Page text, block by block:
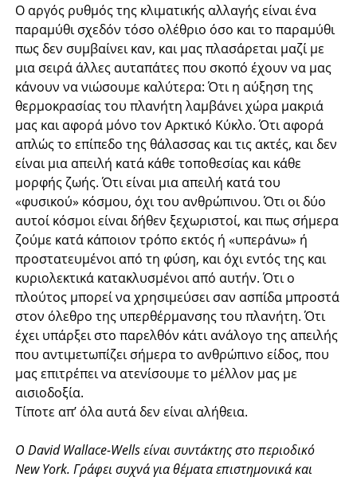
Ο αργός ρυθμός της κλιματικής αλλαγής είναι ένα
παραμύθι σχεδόν τόσο ολέθριο όσο και το παραμύθι
πως δεν συμβαίνει καν, και μας πλασάρεται μαζί με
μια σειρά άλλες αυταπάτες που σκοπό έχουν να μας
κάνουν να νιώσουμε καλύτερα: Ότι η αύξηση της
θερμοκρασίας του πλανήτη λαμβάνει χώρα μακριά
μας και αφορά μόνο τον Αρκτικό Κύκλο. Ότι αφορά
απλώς το επίπεδο της θάλασσας και τις ακτές, και δεν
είναι μια απειλή κατά κάθε τοποθεσίας και κάθε
μορφής ζωής. Ότι είναι μια απειλή κατά του
«φυσικού» κόσμου, όχι του ανθρώπινου. Ότι οι δύο
αυτοί κόσμοι είναι δήθεν ξεχωριστοί, και πως σήμερα
ζούμε κατά κάποιον τρόπο εκτός ή «υπεράνω» ή
προστατευμένοι από τη φύση, και όχι εντός της και
κυριολεκτικά κατακλυσμένοι από αυτήν. Ότι ο
πλούτος μπορεί να χρησιμεύσει σαν ασπίδα μπροστά
στον όλεθρο της υπερθέρμανσης του πλανήτη. Ότι
έχει υπάρξει στο παρελθόν κάτι ανάλογο της απειλής
που αντιμετωπίζει σήμερα το ανθρώπινο είδος, που
μας επιτρέπει να ατενίσουμε το μέλλον μας με
αισιοδοξία.
Τίποτε απ’ όλα αυτά δεν είναι αλήθεια.
Ο David Wallace-Wells είναι συντάκτης στο περιοδικό
New York. Γράφει συχνά για θέματα επιστημονικά και